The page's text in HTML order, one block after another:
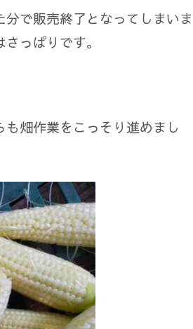
で販売終了となってしまいま
っぱりです。
畑作業をこっそり進めまし